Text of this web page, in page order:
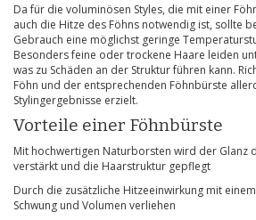
Da für die voluminösen Styles, die mit einer
auch die Hitze des Föhns notwendig ist, sollte
Gebrauch eine möglichst geringe
Besonders feine oder trockene Haare leiden
was zu Schäden an der Struktur führen kann.
Föhn und der entsprechenden Föhnbürste
Stylingergebnisse erzielt.
Vorteile einer Föhnbürste
Mit hochwertigen Naturborsten wird der Glanz
verstärkt und die Haarstruktur gepflegt
Durch die zusätzliche Hitzeeinwirkung mit
Schwung und Volumen verliehen